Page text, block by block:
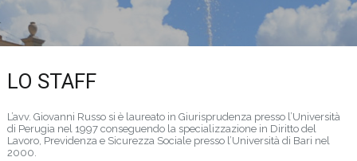
LO STAFF
L’avv. Giovanni Russo si è laureato in Giurisprudenza presso l’Università
di Perugia nel 1997 conseguendo la specializzazione in Diritto del
Lavoro, Previdenza e Sicurezza Sociale presso l’Università di Bari nel
2000.